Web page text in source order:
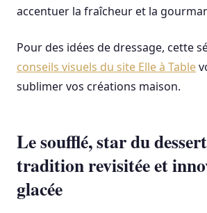
accentuer la fraîcheur et la
Pour des idées de dressage, cette
conseils visuels du site Elle à Table
sublimer vos créations maison.
Le soufflé, star du
tradition revisitée et
glacée